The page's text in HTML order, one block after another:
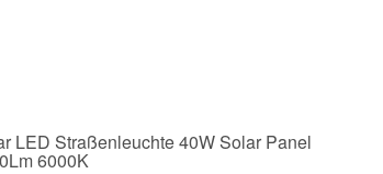
LED Straßenleuchte 40W Solar Panel
6000K